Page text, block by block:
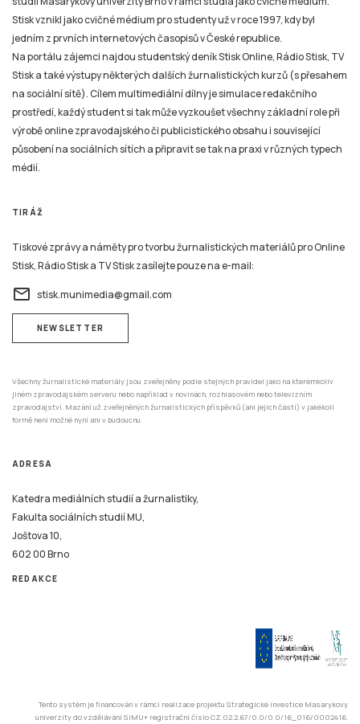
Stisk vznikl jako cvičné médium pro studenty už v roce 1997, kdy byl
jedním z prvních internetových časopisů v České republice.
Na portálu zájemci najdou studentský deník Stisk Online, Rádio Stisk, TV
Stisk a také výstupy některých dalších žurnalistických kurzů (s přesahem
na sociální sítě). Cílem multimediální dílny je simulace redakčního
prostředí, každý student si tak může vyzkoušet všechny základní role při
výrobě online zpravodajského či publicistického obsahu i související
působení na sociálních sítích a připravit se tak na praxi v různých typech
médií.
TIRÁŽ
Tiskové zprávy a náměty pro tvorbu žurnalistických materiálů pro Online
Stisk, Rádio Stisk a TV Stisk zasílejte pouze na e-mail:
email stisk.munimedia@gmail.com
NEWSLETTER
Všechny žurnalistické materiály jsou zveřejněny podle stejných pravidel jako na kterémkoliv
jiném zpravodajském serveru nebo například v novinách, rozhlasovém nebo televizním
zpravodajství. Mazání už zveřejněných žurnalistických příspěvků (ani jejich částí) v jakékoli
formě není možné nyní ani v budoucnu.
ADRESA
Katedra mediálních studií a žurnalistiky,
Fakulta sociálních studií MU,
Joštova 10,
602 00 Brno
REDAKCE
Tento systém je financován v rámci realizace projektu Strategické investice Masarykovy
univerzity do vzdělávání SIMU+ registrační číslo CZ.02.2.67/0.0/0.0/16_016/0002416.